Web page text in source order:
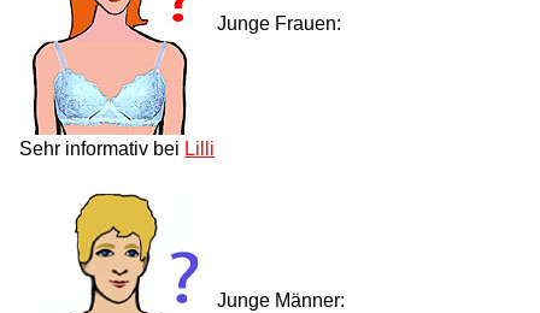
Junge Frauen:
Sehr informativ bei Lilli
Junge Männer: